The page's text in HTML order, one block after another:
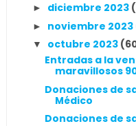
► diciembre 2023
► noviembre 2023
▼ octubre 2023
Entradas a la
maravillosos
Donaciones de
Médico
Donaciones de